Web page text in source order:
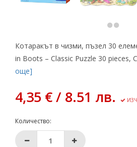
Котаракът в чизми, пъзел 30
in Boots – Classic Puzzle 30 pieces,
още]
4,35 € / 8.51 лв.
Количество: